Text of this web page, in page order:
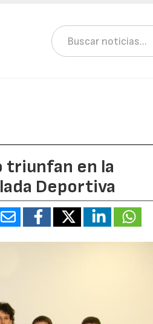
triunfan en la
Deportiva